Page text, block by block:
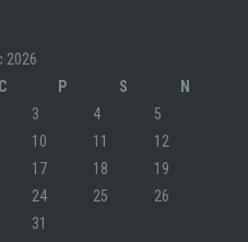
2026
C P S
N
3 4
5
10 11
12
17 18
19
24 25
26
31